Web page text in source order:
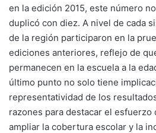
en la edición 2015, este número
duplicó con diez. A nivel de cada
de la región participaron en la
ediciones anteriores, reflejo de
permanecen en la escuela a la
último punto no solo tiene
representatividad de los
razones para destacar el esfuerzo
ampliar la cobertura escolar y la